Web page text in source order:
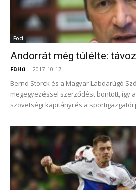
Foci
Andorrát még túlélte:
FüHü - 2017-10-17
Bernd Storck és a Magyar Labdarúgó
megegyezéssel szerződést bontott, így
szövetségi kapitányi és a sportigazgatói